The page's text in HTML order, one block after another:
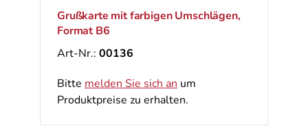
Grußkarte mit farbigen Umschlägen,
Format B6
Art-Nr.: 00136
Bitte melden Sie sich an um
Produktpreise zu erhalten.